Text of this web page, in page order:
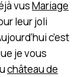
vusMariage
leur joli
c’est
je vous
château de